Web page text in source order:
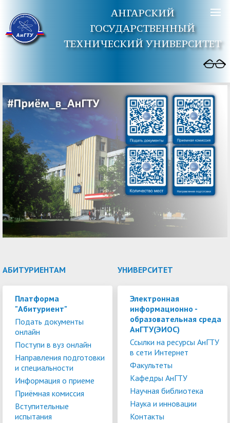
АНГАРСКИЙ
ГОСУДАРСТВЕННЫЙ
ТЕХНИЧЕСКИЙ УНИВЕРСИТЕТ
АБИТУРИЕНТАМ
Платформа
"Абитуриент"
Подать документы
онлайн
Поступи в вуз онлайн
Направления подготовки
и специальности
Информация о приеме
Приёмная комиссия
Вступительные
испытания
УНИВЕРСИТЕТ
Электронная
информационно -
образовательная среда
АнГТУ(ЭИОС)
Ссылки на ресурсы АнГТУ
в сети Интернет
Факультеты
Кафедры АнГТУ
Научная библиотека
Наука и инновации
Контакты